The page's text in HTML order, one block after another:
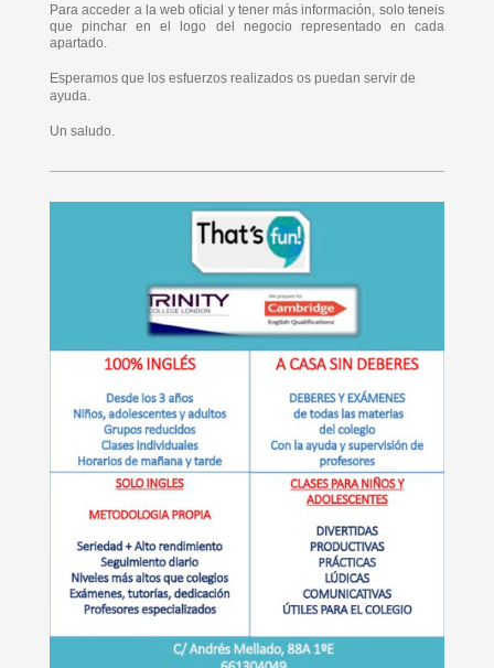
Para acceder a la web oficial y tener más información, solo teneis
que pinchar en el logo del negocio representado en cada
apartado.
Esperamos que los esfuerzos realizados os puedan servir de
ayuda.
Un saludo.